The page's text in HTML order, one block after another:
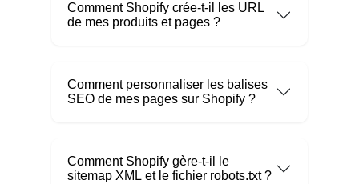
Comment Shopify crée-t-il les URL
de mes produits et pages ?
Comment personnaliser les balises
SEO de mes pages sur Shopify ?
Comment Shopify gère-t-il le
sitemap XML et le fichier robots.txt ?